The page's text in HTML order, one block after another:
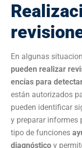
En algunas
pueden realizar
encías para
están autorizados
pueden identificar
y preparar informes
tipo de funciones
diagnóstico y